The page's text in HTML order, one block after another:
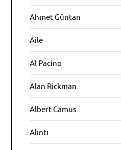
Ahmet Güntan
Aile
Al Pacino
Alan Rickman
Albert Camus
Alıntı